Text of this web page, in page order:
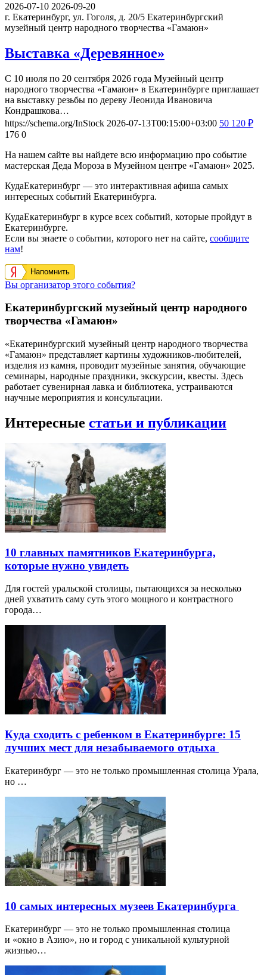
2026-07-10 2026-09-20
г. Екатеринбург, ул. Гоголя, д. 20/5 Екатеринбургский
музейный центр народного творчества «Гамаюн»
Выставка «Деревянное»
С 10 июля по 20 сентября 2026 года Музейный центр
народного творчества «Гамаюн» в Екатеринбурге приглашает
на выставку резьбы по дереву Леонида Ивановича
Кондрашкова…
https://schema.org/InStock 2026-07-13T00:15:00+03:00 50 120 ₽
176 0
На нашем сайте вы найдете всю информацию про событие
мастерская Деда Мороза в Музейном центре «Гамаюн» 2025.
КудаЕкатеринбург — это интерактивная афиша самых
интересных событий Екатеринбурга.
КудаЕкатеринбург в курсе всех событий, которые пройдут в
Екатеринбурге.
Если вы знаете о событии, которого нет на сайте, сообщите
нам!
Напомнить
Вы организатор этого события?
Екатеринбургский музейный центр народного
творчества «Гамаюн»
«Екатеринбургский музейный центр народного творчества
«Гамаюн» представляет картины художников-любителей,
изделия из камня, проводит музейные занятия, обучающие
семинары, народные праздники, экскурсии, квесты. Здесь
работает сувенирная лавка и библиотека, устраиваются
научные мероприятия и консультации.
Интересные статьи и публикации
10 главных памятников Екатеринбурга,
которые нужно увидеть
Для гостей уральской столицы, пытающихся за несколько
дней ухватить саму суть этого мощного и контрастного
города…
Куда сходить с ребенком в Екатеринбурге: 15
лучших мест для незабываемого отдыха
Екатеринбург — это не только промышленная столица Урала,
но …
10 самых интересных музеев Екатеринбурга
Екатеринбург — это не только промышленная столица
и «окно в Азию», но и город с уникальной культурной
жизнью…